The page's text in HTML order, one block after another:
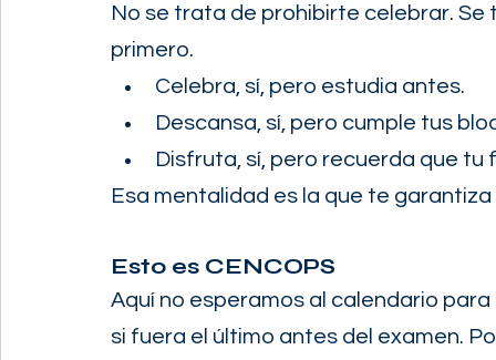
No se trata de prohibirte celebrar.
primero.
Celebra, sí, pero estudia antes.
Descansa, sí, pero cumple tus
Disfruta, sí, pero recuerda que
Esa mentalidad es la que te
Esto es CENCOPS
Aquí no esperamos al calendario
si fuera el último antes del examen.